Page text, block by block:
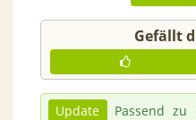
Gefällt
Update
Passend zu